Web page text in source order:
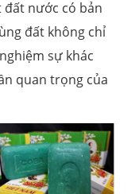
đất nước có bản
đất không chỉ
sự khác
quan trọng của